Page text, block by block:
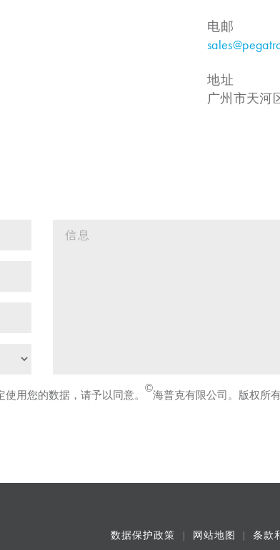
电邮
地址
广州市天河
用您的数据，请予以同意。
©
海普克有限公司。版权所
数据保护政策 网站地图 条款